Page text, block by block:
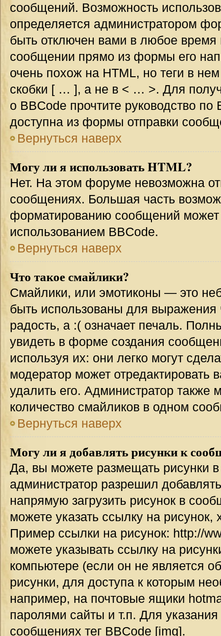
сообщений. Возможность
определяется администратором
быть отключен вами в любое
сообщении прямо из формы его
очень похож на HTML, но теги в
скобки [ … ], а не в < … >. Для
о BBCode прочтите руководство
доступна из формы отправки
Вернуться наверх
Могу ли я использовать HTML?
Нет. На этом форуме невозможна
сообщениях. Большая часть
форматированию сообщений может
использованием BBCode.
Вернуться наверх
Что такое смайлики?
Смайлики, или эмотиконы — это
быть использованы для выражения
радость, а :( означает печаль.
увидеть в форме создания
используя их: они легко могут
модератор может
удалить его. Администратор также
количество смайликов в одном
Вернуться наверх
Могу ли я добавлять рисунки к
Да, вы можете размещать рисунки
администратор разрешил
напрямую загрузить рисунок в
можете указать ссылку на
Пример ссылки на рисунок: http://
можете указывать ссылку на
компьютере (если он не является
рисунки, для доступа к которым
например, на почтовые ящики
паролями сайты и т.п. Для
сообщениях тег BBCode [img].